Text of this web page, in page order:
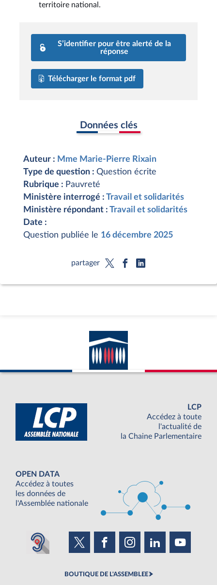
territoire national.
S’identifier pour être alerté de la
réponse
Télécharger le format pdf
Données clés
Auteur : Mme Marie-Pierre Rixain
Type de question : Question écrite
Rubrique : Pauvreté
Ministère interrogé : Travail et solidarités
Ministère répondant : Travail et solidarités
Date :
Question publiée le 16 décembre 2025
partager
LCP
Accédez à toute
l'actualité de
la Chaine Parlementaire
OPEN DATA
Accédez à toutes
les données de
l'Assemblée nationale
BOUTIQUE DE L'ASSEMBLEE